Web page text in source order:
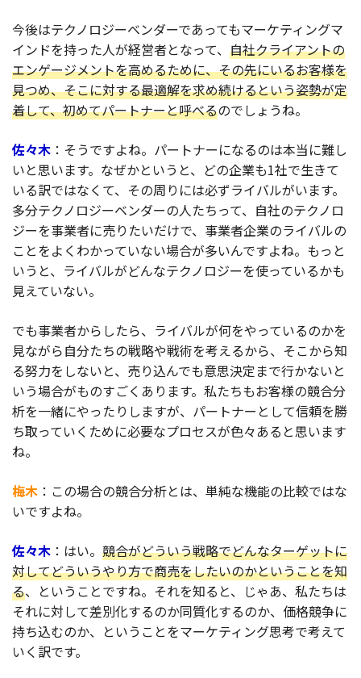
今後はテクノロジーベンダーであってもマーケティングマ
インドを持った人が経営者となって、 自社クライアントの
エンゲージメントを高めるために、その先にいるお客様を
見つめ、そこに対する最適解を求め続けるという姿勢が定
着して、初めてパートナーと呼べるのでしょうね。
佐々木 ：そうですよね。パートナーになるのは本当に難し
いと思います。なぜかというと、どの企業も1社で生きて
いる訳ではなくて、その周りには必ずライバルがいます。
多分テクノロジーベンダーの人たちって、自社のテクノロ
ジーを事業者に売りたいだけで、事業者企業のライバルの
ことをよくわかっていない場合が多いんですよね。もっと
いうと、ライバルがどんなテクノロジーを使っているかも
見えていない。
でも事業者からしたら、ライバルが何をやっているのかを
見ながら自分たちの戦略や戦術を考えるから、そこから知
る努力をしないと、売り込んでも意思決定まで行かないと
いう場合がものすごくあります。私たちもお客様の競合分
析を一緒にやったりしますが、パートナーとして信頼を勝
ち取っていくために必要なプロセスが色々あると思います
ね。
梅木 ：この場合の競合分析とは、単純な機能の比較ではな
いですよね。
佐々木 ：はい。 競合がどういう戦略でどんなターゲットに
対してどういうやり方で商売をしたいのかということを知
る、ということですね。それを知ると、じゃあ、私たちは
それに対して差別化するのか同質化するのか、価格競争に
持ち込むのか、ということをマーケティング思考で考えて
いく訳です。